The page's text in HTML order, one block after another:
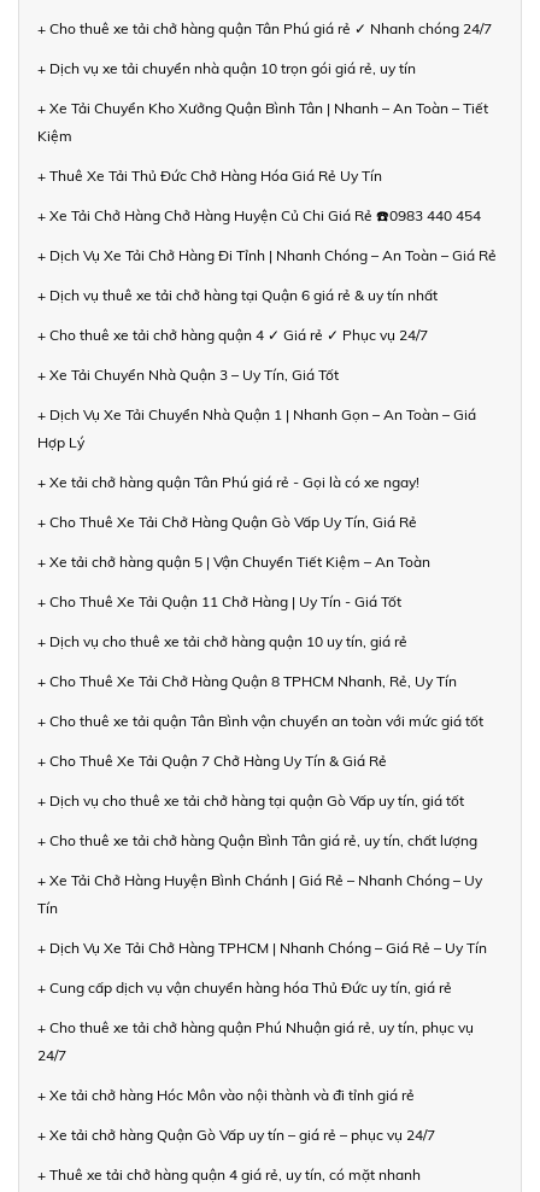
+ Cho thuê xe tải chở hàng quận Tân Phú giá rẻ ✓ Nhanh chóng 24/7
+ Dịch vụ xe tải chuyển nhà quận 10 trọn gói giá rẻ, uy tín
+ Xe Tải Chuyển Kho Xưởng Quận Bình Tân | Nhanh – An Toàn – Tiết
Kiệm
+ Thuê Xe Tải Thủ Đức Chở Hàng Hóa Giá Rẻ Uy Tín
+ Xe Tải Chở Hàng Chở Hàng Huyện Củ Chi Giá Rẻ ☎️0983 440 454
+ Dịch Vụ Xe Tải Chở Hàng Đi Tỉnh | Nhanh Chóng – An Toàn – Giá Rẻ
+ Dịch vụ thuê xe tải chở hàng tại Quận 6 giá rẻ & uy tín nhất
+ Cho thuê xe tải chở hàng quận 4 ✓ Giá rẻ ✓ Phục vụ 24/7
+ Xe Tải Chuyển Nhà Quận 3 – Uy Tín, Giá Tốt
+ Dịch Vụ Xe Tải Chuyển Nhà Quận 1 | Nhanh Gọn – An Toàn – Giá
Hợp Lý
+ Xe tải chở hàng quận Tân Phú giá rẻ - Gọi là có xe ngay!
+ Cho Thuê Xe Tải Chở Hàng Quận Gò Vấp Uy Tín, Giá Rẻ
+ Xe tải chở hàng quận 5 | Vận Chuyển Tiết Kiệm – An Toàn
+ Cho Thuê Xe Tải Quận 11 Chở Hàng | Uy Tín - Giá Tốt
+ Dịch vụ cho thuê xe tải chở hàng quận 10 uy tín, giá rẻ
+ Cho Thuê Xe Tải Chở Hàng Quận 8 TPHCM Nhanh, Rẻ, Uy Tín
+ Cho thuê xe tải quận Tân Bình vận chuyển an toàn với mức giá tốt
+ Cho Thuê Xe Tải Quận 7 Chở Hàng Uy Tín & Giá Rẻ
+ Dịch vụ cho thuê xe tải chở hàng tại quận Gò Vấp uy tín, giá tốt
+ Cho thuê xe tải chở hàng Quận Bình Tân giá rẻ, uy tín, chất lượng
+ Xe Tải Chở Hàng Huyện Bình Chánh | Giá Rẻ – Nhanh Chóng – Uy
Tín
+ Dịch Vụ Xe Tải Chở Hàng TPHCM | Nhanh Chóng – Giá Rẻ – Uy Tín
+ Cung cấp dịch vụ vận chuyển hàng hóa Thủ Đức uy tín, giá rẻ
+ Cho thuê xe tải chở hàng quận Phú Nhuận giá rẻ, uy tín, phục vụ
24/7
+ Xe tải chở hàng Hóc Môn vào nội thành và đi tỉnh giá rẻ
+ Xe tải chở hàng Quận Gò Vấp uy tín – giá rẻ – phục vụ 24/7
+ Thuê xe tải chở hàng quận 4 giá rẻ, uy tín, có mặt nhanh